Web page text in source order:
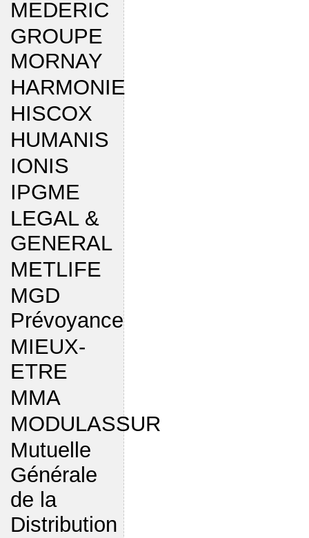
MEDERIC
GROUPE
MORNAY
HARMONIE
HISCOX
HUMANIS
IONIS
IPGME
LEGAL &
GENERAL
METLIFE
MGD
Prévoyance
MIEUX-
ETRE
MMA
MODULASSUR
Mutuelle
Générale
de la
Distribution